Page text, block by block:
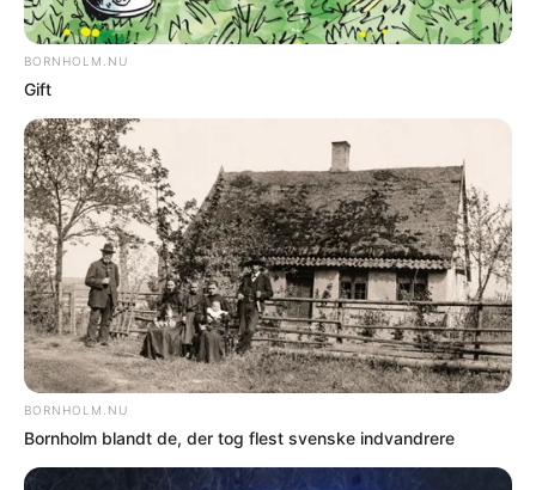
To gange her til morgen, senest kl. 09:35,
kom saltbilen ind i Bøgeløkken, hvor
chaufføren var meget omhyggelig med at
komme ud i alle hjørner og sprede den
giftige salt.
Det er før lykkedes at blive fri for dette
unødvendige svineri, der skader vores
planter, hække, hundepoter og cykler/biler
osv.
At man så også ødelægger
legemulighederne for børnene, er blot en